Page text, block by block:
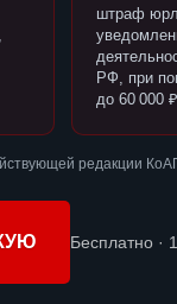
штраф
РФ, при
до 60 000 ₽
редакции
Бесплатно ·